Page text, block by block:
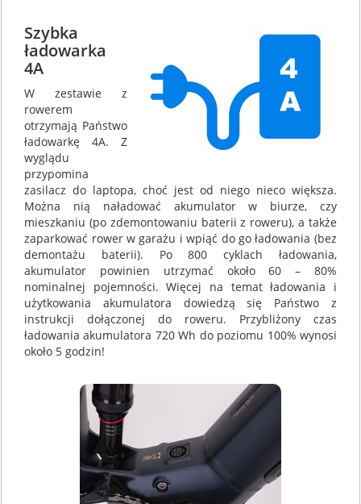
Szybka
ładowarka
4A
W zestawie z
rowerem
otrzymają Państwo
ładowarkę 4A. Z
wyglądu
przypomina
zasilacz do laptopa, choć jest od niego nieco większa.
Można nią naładować akumulator w biurze, czy
mieszkaniu (po zdemontowaniu baterii z roweru), a także
zaparkować rower w garażu i wpiąć do go ładowania (bez
demontażu baterii). Po 800 cyklach ładowania,
akumulator powinien utrzymać około 60 – 80%
nominalnej pojemności. Więcej na temat ładowania i
użytkowania akumulatora dowiedzą się Państwo z
instrukcji dołączonej do roweru. Przybliżony czas
ładowania akumulatora 720 Wh do poziomu 100% wynosi
około 5 godzin!